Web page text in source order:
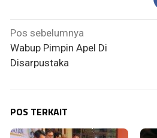
Navigasi
pos
Pos sebelumnya
Wabup Pimpin Apel Di
Disarpustaka
POS TERKAIT